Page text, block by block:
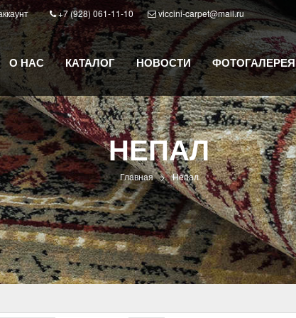
+7 (928) 061-11-10 viccini-carpet@mail.ru
О НАС КАТАЛОГ НОВОСТИ ФОТОГАЛЕРЕЯ
НЕПАЛ
Главная > Непал